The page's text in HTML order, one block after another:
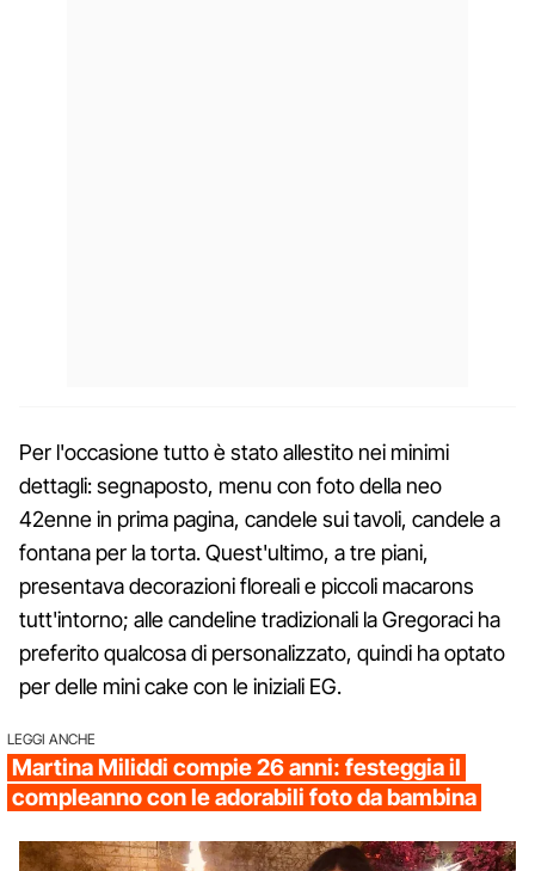
Per l'occasione tutto è stato allestito nei minimi
dettagli: segnaposto, menu con foto della neo
42enne in prima pagina, candele sui tavoli, candele a
fontana per la torta. Quest'ultimo, a tre piani,
presentava decorazioni floreali e piccoli macarons
tutt'intorno; alle candeline tradizionali la Gregoraci ha
preferito qualcosa di personalizzato, quindi ha optato
per delle mini cake con le iniziali EG.
LEGGI ANCHE
Martina Miliddi compie 26 anni: festeggia il
compleanno con le adorabili foto da bambina